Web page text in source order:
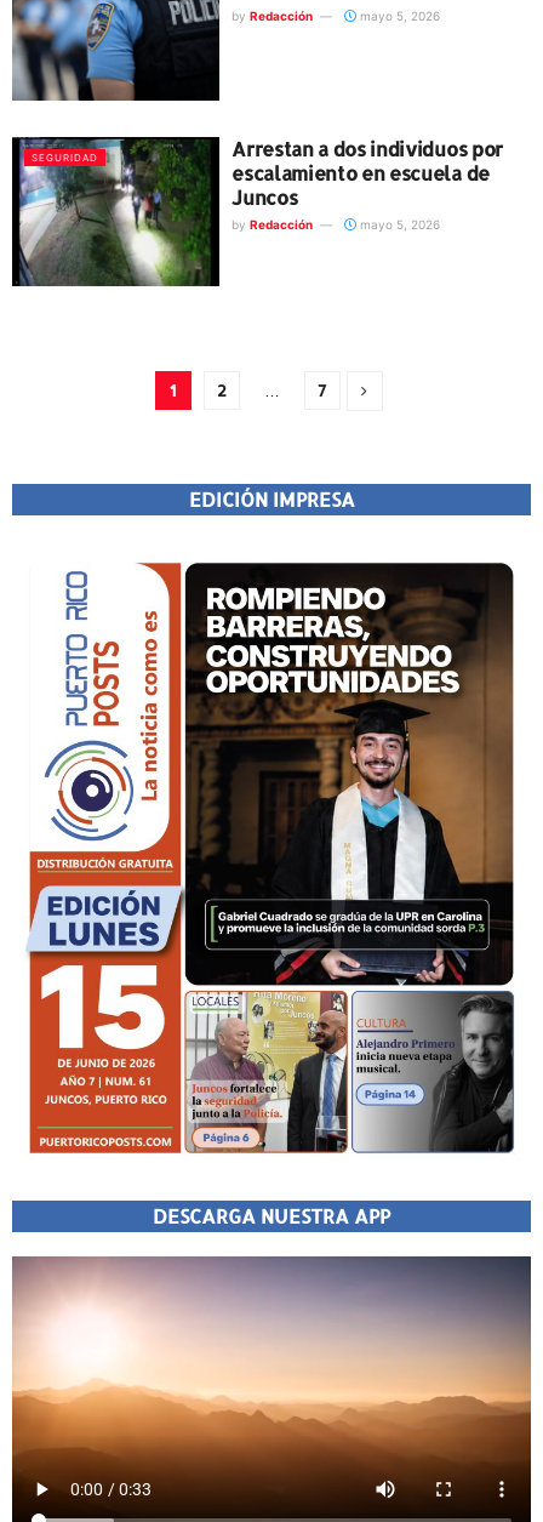
by Redacción mayo 5, 2026
SEGURIDAD
Arrestan a dos individuos por
escalamiento en escuela de
Juncos
by Redacción mayo 5, 2026
1 2 7
EDICIÓN IMPRESA
DESCARGA NUESTRA APP